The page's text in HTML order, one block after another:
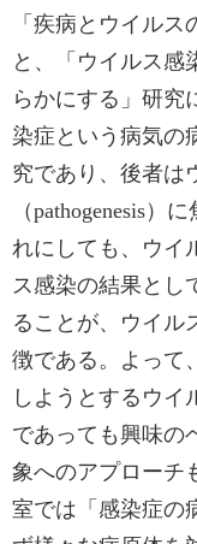
「疾病とウイル
と、「ウイルス感
らかにする」研究
染症という病気の
究であり、後者は
（pathogenesis）
れにしても、ウイ
ス感染の結果とし
ることが、ウイル
徴である。よって
しようとするウイ
であっても興味の
象へのアプローチ
室では「感染症の